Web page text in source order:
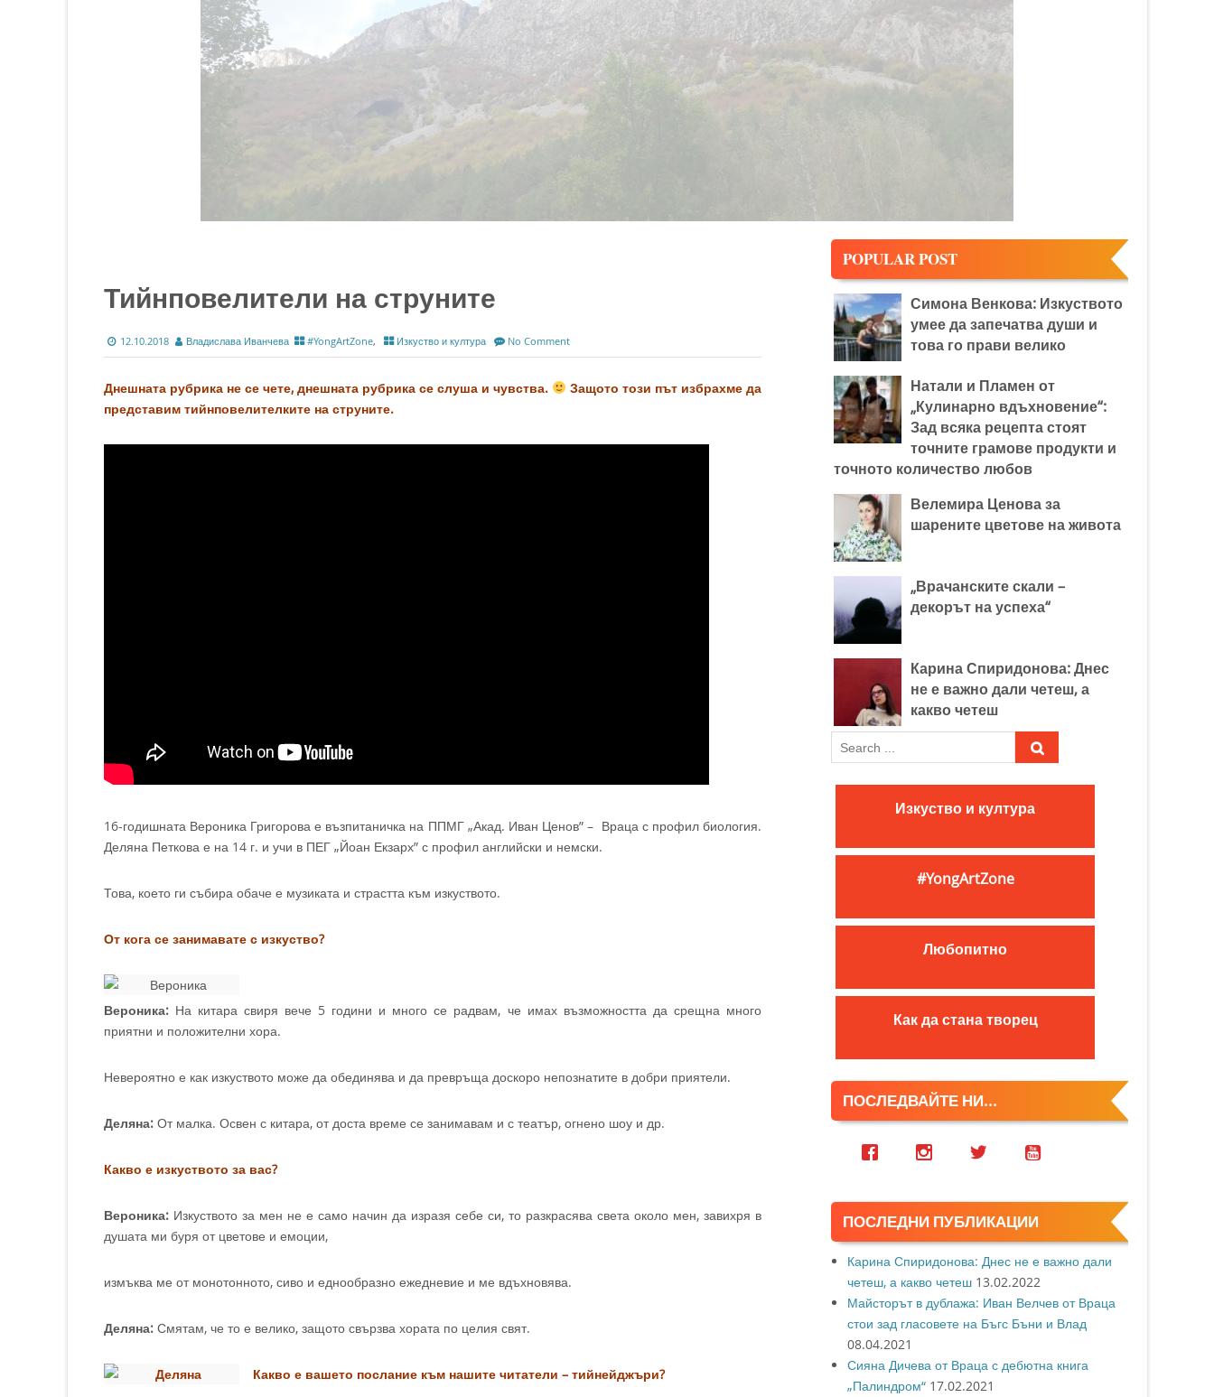
Тийнповелители на струните
12.10.2018 Владислава Иванчева #YongArtZone, Изкуство и култура No Comment
Днешната рубрика не се чете, днешната рубрика се слуша и чувства.
Защото този път избрахме да
представим тийнповелителките на струните.
16-годишната Вероника Григорова е възпитаничка на ППМГ „Акад. Иван Ценов” – Враца с профил биология.
Деляна Петкова е на 14 г. и учи в ПЕГ „Йоан Екзарх” с профил английски и немски.
Това, което ги събира обаче е музиката и страстта към изкуството.
От кога се занимавате с изкуство?
Вероника:На китара свиря вече 5 години и много се радвам, че имах възможността да срещна много
приятни и положителни хора.
Невероятно е как изкуството може да обединява и да превръща доскоро непознатите в добри приятели.
Деляна:От малка. Освен с китара, от доста време се занимавам и с театър, огнено шоу и др.
Какво е изкуството за вас?
Вероника:Изкуството за мен не е само начин да изразя себе си, то разкрасява света около мен, завихря в
душата ми буря от цветове и емоции,
измъква ме от монотонното, сиво и еднообразно ежедневие и ме вдъхновява.
Деляна:Смятам, че то е велико, защото свързва хората по целия свят.
Какво е вашето послание към нашите читатели – тийнейджъри?
POPULAR POST
Симона Венкова: Изкуството
умее да запечатва души и
това го прави велико
Натали и Пламен от
„Кулинарно вдъхновение“:
Зад всяка рецепта стоят
точните грамове продукти и
точното количество любов
Велемира Ценова за
шарените цветове на живота
„Врачанските скали –
декорът на успеха“
Карина Спиридонова: Днес
не е важно дали четеш, а
какво четеш
e
a
r
h
:
Изкуство и култура
#YongArtZone
Любопитно
Как да стана творец
ПОСЛЕДВАЙТЕ НИ...
ПОСЛЕДНИ ПУБЛИКАЦИИ
Карина Спиридонова: Днес не е важно дали
четеш, а какво четеш 13.02.2022
Майсторът в дублажа: Иван Велчев от Враца
стои зад гласовете на Бъгс Бъни и Влад
08.04.2021
Сияна Дичева от Враца с дебютна книга
„Палиндром“ 17.02.2021